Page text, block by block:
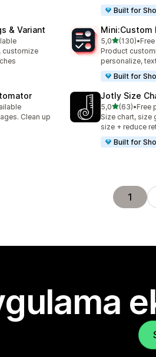
Built for
& Variant
customize
Mini:Custom
5,05 yıldız
(130)
toplam 130•
Product
personalize,
Built for
Clean up
Jotly Size
5,05 yıldız
(63)
toplam 63•Free
Size chart, size
size + reduce
Built for
1